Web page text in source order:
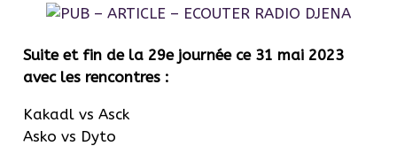
Suite et fin de la 29e journée ce 31 mai 2023
avec les rencontres :
Kakadl vs Asck
Asko vs Dyto